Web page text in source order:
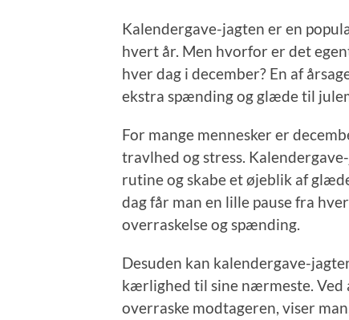
Kalendergave-jagten er en
hvert år. Men hvorfor er det
hver dag i december? En af
ekstra spænding og glæde til
For mange mennesker er
travlhed og stress.
rutine og skabe et øjeblik af
dag får man en lille pause fra
overraskelse og spænding.
Desuden kan kalendergave-
kærlighed til sine nærmeste. Ved
overraske modtageren, viser